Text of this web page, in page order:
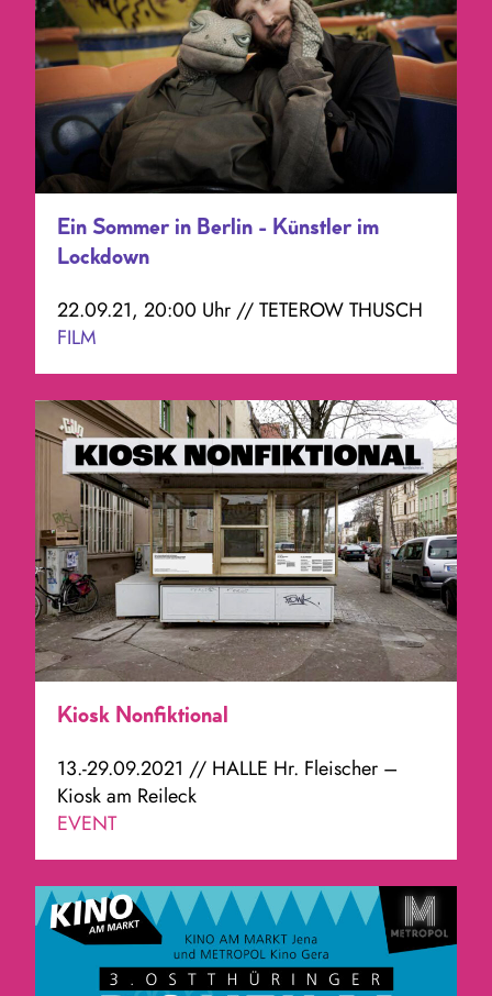
Ein Sommer in Berlin - Künstler im
Lockdown
22.09.21, 20:00 Uhr // TETEROW THUSCH
FILM
Kiosk Nonfiktional
13.-29.09.2021 // HALLE Hr. Fleischer –
Kiosk am Reileck
EVENT